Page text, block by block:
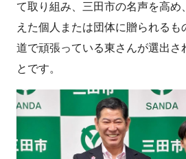
て取り組み、三田市の名声を高め
えた個人または団体に贈られるも
道で頑張っている東さんが選出さ
とです。